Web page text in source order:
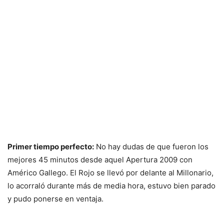
Primer tiempo perfecto: No hay dudas de que fueron los
mejores 45 minutos desde aquel Apertura 2009 con
Américo Gallego. El Rojo se llevó por delante al Millonario,
lo acorraló durante más de media hora, estuvo bien parado
y pudo ponerse en ventaja.